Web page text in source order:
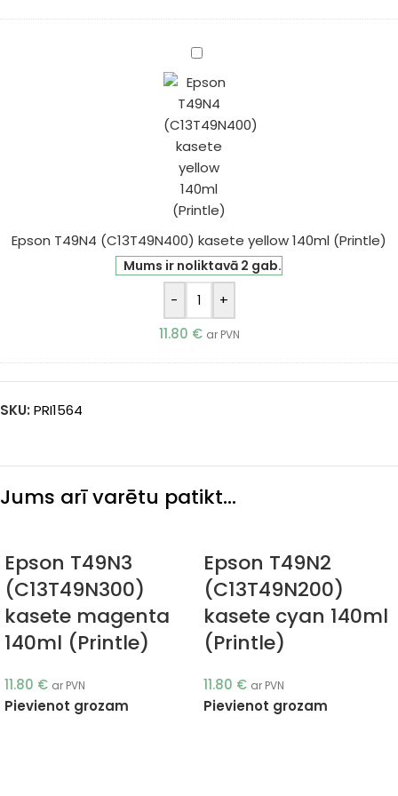
Epson
(C13T49N400)
kasete
140ml
(Printle)
Epson T49N4 (C13T49N400) kasete yellow 140ml (Printle)
Mums ir noliktavā 2 gab.
-
+
11.80 € ar PVN
SKU: PRI1564
Jums arī varētu patikt…
Epson T49N3
(C13T49N300)
kasete magenta
140ml (Printle)
11.80 € ar PVN
Pievienot grozam
Epson T49N2
(C13T49N200)
kasete cyan 140ml
(Printle)
11.80 € ar PVN
Pievienot grozam